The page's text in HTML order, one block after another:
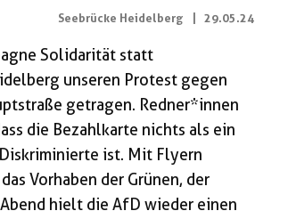
Seebrücke Heidelberg 29.05.24
Solidarität statt
unseren Protest gegen
getragen. Redner*innen
die Bezahlkarte nichts als ein
ist. Mit Flyern
Vorhaben der Grünen, der
hielt die AfD wieder einen